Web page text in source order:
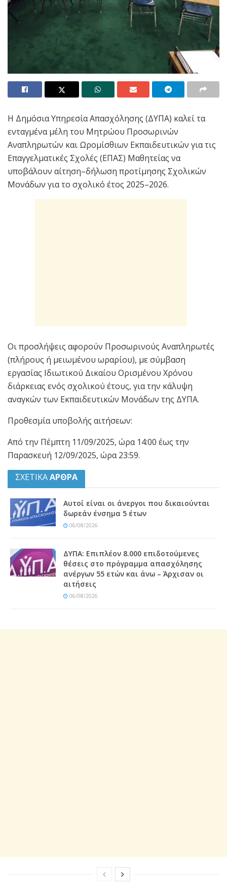
Η Δημόσια Υπηρεσία Απασχόλησης (ΔΥΠΑ) καλεί τα
ενταγμένα μέλη του Μητρώου Προσωρινών
Αναπληρωτών και Ωρομίσθιων Εκπαιδευτικών για τις
Επαγγελματικές Σχολές (ΕΠΑΣ) Μαθητείας να
υποβάλουν αίτηση–δήλωση προτίμησης Σχολικών
Μονάδων για το σχολικό έτος 2025–2026.
Οι προσλήψεις αφορούν Προσωρινούς Αναπληρωτές
(πλήρους ή μειωμένου ωραρίου), με σύμβαση
εργασίας Ιδιωτικού Δικαίου Ορισμένου Χρόνου
διάρκειας ενός σχολικού έτους, για την κάλυψη
αναγκών των Εκπαιδευτικών Μονάδων της ΔΥΠΑ.
Προθεσμία υποβολής αιτήσεων:
Από την Πέμπτη 11/09/2025, ώρα 14:00 έως την
Παρασκευή 12/09/2025, ώρα 23:59.
ΣΧΕΤΙΚΑΑΡΘΡΑ
Αυτοί είναι οι άνεργοι που δικαιούνται
δωρεάν ένσημα 5 έτων
06/08/2026
ΔΥΠΑ: Επιπλέον 8.000 επιδοτούμενες
θέσεις στο πρόγραμμα απασχόλησης
ανέργων 55 ετών και άνω – Άρχισαν οι
αιτήσεις
06/08/2026